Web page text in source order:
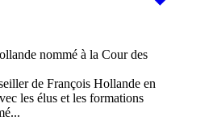
de François Hollande en
les élus et les formations